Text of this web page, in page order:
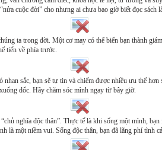
cuộc đời” cho nhưng ai chưa bao giờ biết đọc sách
ta trong đời. Một cơ may có thể biến bạn thành
tiến về phía trước.
sắc, bạn sẽ tự tin và chiếm được nhiều ưu thế
dốc. Hãy chăm sóc mình ngay từ bây giờ.
nghĩa độc thân”. Thực tế là khi sống một mình,
là một niềm vui. Sống độc thân, bạn đã lãng phí tình